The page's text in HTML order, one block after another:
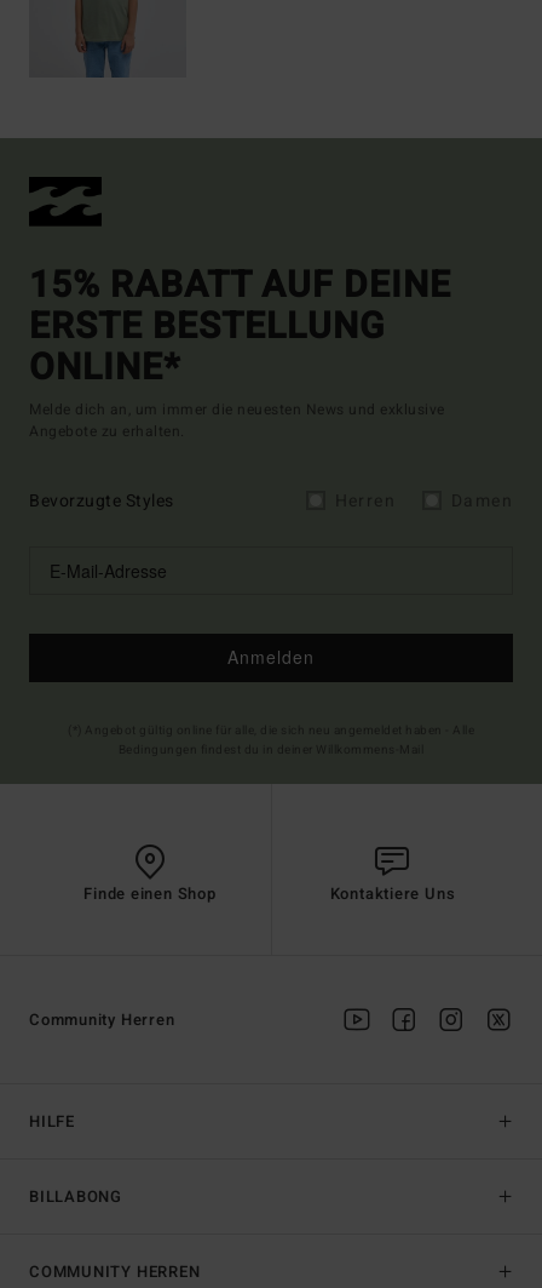
15% RABATT AUF DEINE
ERSTE BESTELLUNG
ONLINE*
Melde dich an, um immer die neuesten News und exklusive
Angebote zu erhalten.
Bevorzugte Styles
Anmelden
Finde einen Shop Kontaktiere Uns
HILFE
BILLABONG
Community Herren
COMMUNITY HERREN